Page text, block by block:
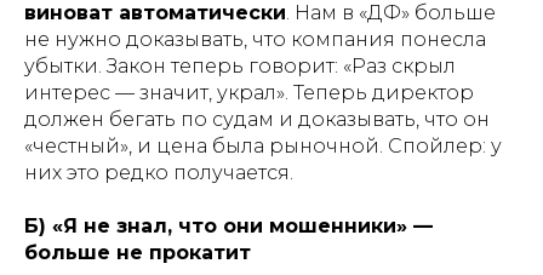
виноват автоматически. Нам в «ДФ» больше
не нужно доказывать, что компания понесла
убытки. Закон теперь говорит: «Раз скрыл
интерес — значит, украл». Теперь директор
должен бегать по судам и доказывать, что он
«честный», и цена была рыночной. Спойлер: у
них это редко получается.
Б) «Я не знал, что они мошенники» —
больше не прокатит